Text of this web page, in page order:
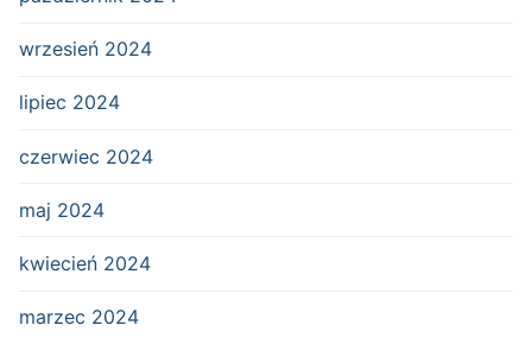
wrzesień 2024
lipiec 2024
czerwiec 2024
maj 2024
kwiecień 2024
marzec 2024